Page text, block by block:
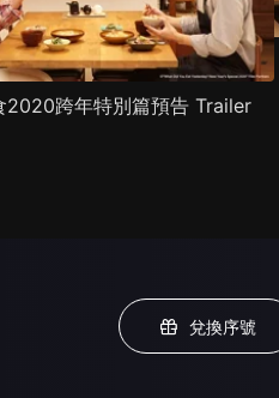
2020跨年特別篇預告 Trailer
兌換序號